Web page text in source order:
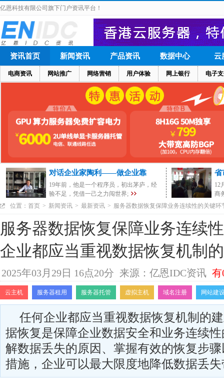
亿恩科技有限公司旗下门户资讯平台！
资讯首页
电商资讯 网站推广 网络营销 用户体验 网上银行 电子
新闻资讯 产品资讯 数据中心 云
对话企业家陶利——做企业靠
19年前，他是一个程序员，初出茅庐，经
验不足，凭借一己之力闯世界;
省
12
商
位置： 首页 > 新闻资讯 > 最新资讯 > 服务器数据恢复保障业务连续性的关键
与维护
服务器数据恢复保障业务连续
企业都应当重视数据恢复机制
2025年03月29日 16点20分 来源：亿恩IDC资讯 有
云主机 服务器租用 服务器托管 虚拟主机 域名注册 网站建
任何企业都应当重视数据恢复机制的
据恢复是保障企业数据安全和业务连续
解数据丢失的原因、掌握有效的恢复步
措施，企业可以最大限度地降低数据丢